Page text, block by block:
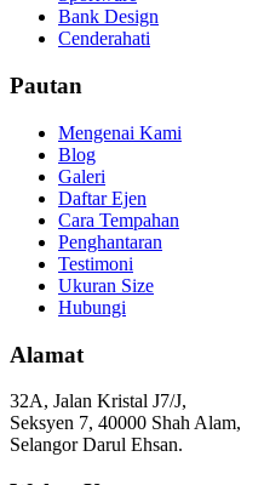
Bank Design
Cenderahati
Pautan
Mengenai Kami
Blog
Galeri
Daftar Ejen
Cara Tempahan
Penghantaran
Testimoni
Ukuran Size
Hubungi
Alamat
32A, Jalan Kristal J7/J,
Seksyen 7, 40000 Shah Alam,
Selangor Darul Ehsan.